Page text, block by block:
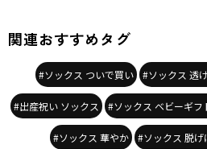
関連おすすめタグ
#ソックス ついで買い #ソックス 透
#出産祝い ソックス #ソックス ベビーギフ
#ソックス 華やか #ソックス 脱げ